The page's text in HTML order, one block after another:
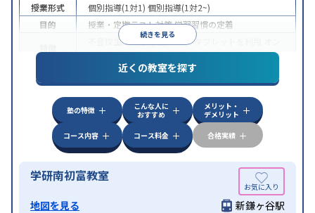
続きを見る
授業形式
個別指導(1対1) 個別指導(1対2~)
目的
授業・定期テスト対策学習習慣の定着
不登校生に対応学習にPC・タブレットを利用
ライン対応
近くの教室を探す
塾の特徴
こんな人に
おすすめ
メリット・
デメリット
コース内容
コース料金 合格実績
学研南初富教室
地図を見る
新鎌ヶ谷駅